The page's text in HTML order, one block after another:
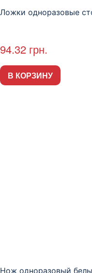
Ложки одноразовые
94.32 грн.
В КОРЗИНУ
Нож одноразовый